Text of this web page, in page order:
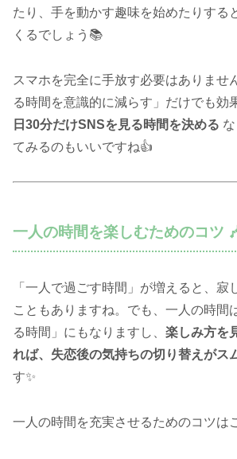
たり、手を動かす趣味を始めたりする
くるでしょう📚
スマホを完全に手放す必要はありませ
る時間を意識的に減らす」だけでも効
日30分だけSNSを見る時間を決める
てみるのもいいですね👍
一人の時間を楽しむためのコツ
「一人で過ごす時間」が増えると、寂
こともありますね。でも、一人の時間
る時間」にもなりますし、 楽しみ方を
れば、失恋後の気持ちの切り替えがス
す✨
一人の時間を充実させるためのコツは